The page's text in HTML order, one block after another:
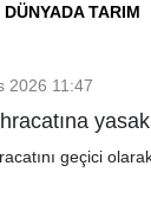
DÜNYADA TARIM
2026 11:47
geçici olarak